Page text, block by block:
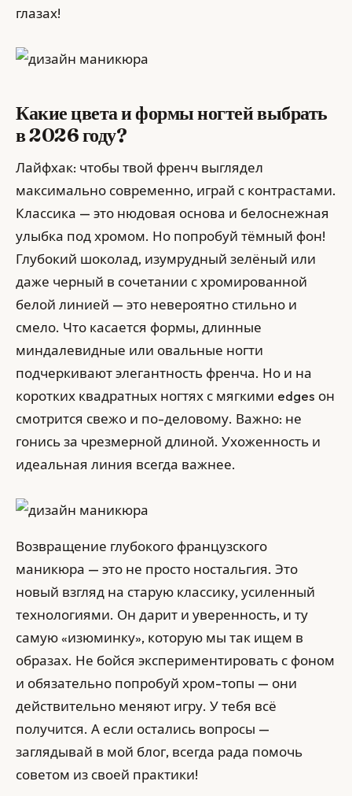
глазах!
Какие цвета и формы ногтей выбрать
в 2026 году?
Лайфхак: чтобы твой френч выглядел
максимально современно, играй с контрастами.
Классика — это нюдовая основа и белоснежная
улыбка под хромом. Но попробуй тёмный фон!
Глубокий шоколад, изумрудный зелёный или
даже черный в сочетании с хромированной
белой линией — это невероятно стильно и
смело. Что касается формы, длинные
миндалевидные или овальные ногти
подчеркивают элегантность френча. Но и на
коротких квадратных ногтях с мягкими edges он
смотрится свежо и по-деловому. Важно: не
гонись за чрезмерной длиной. Ухоженность и
идеальная линия всегда важнее.
Возвращение глубокого французского
маникюра — это не просто ностальгия. Это
новый взгляд на старую классику, усиленный
технологиями. Он дарит и уверенность, и ту
самую «изюминку», которую мы так ищем в
образах. Не бойся экспериментировать с фоном
и обязательно попробуй хром-топы — они
действительно меняют игру. У тебя всё
получится. А если остались вопросы —
заглядывай в мой блог, всегда рада помочь
советом из своей практики!